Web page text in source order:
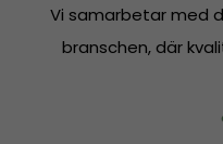
Vi samarbetar med
branschen, där